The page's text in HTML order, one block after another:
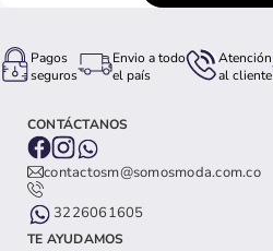
Pagos
seguros
Envio a todo
el país
Atención
al cliente
CONTÁCTANOS
contactosm@somosmoda.com.co
3226061605
TE AYUDAMOS